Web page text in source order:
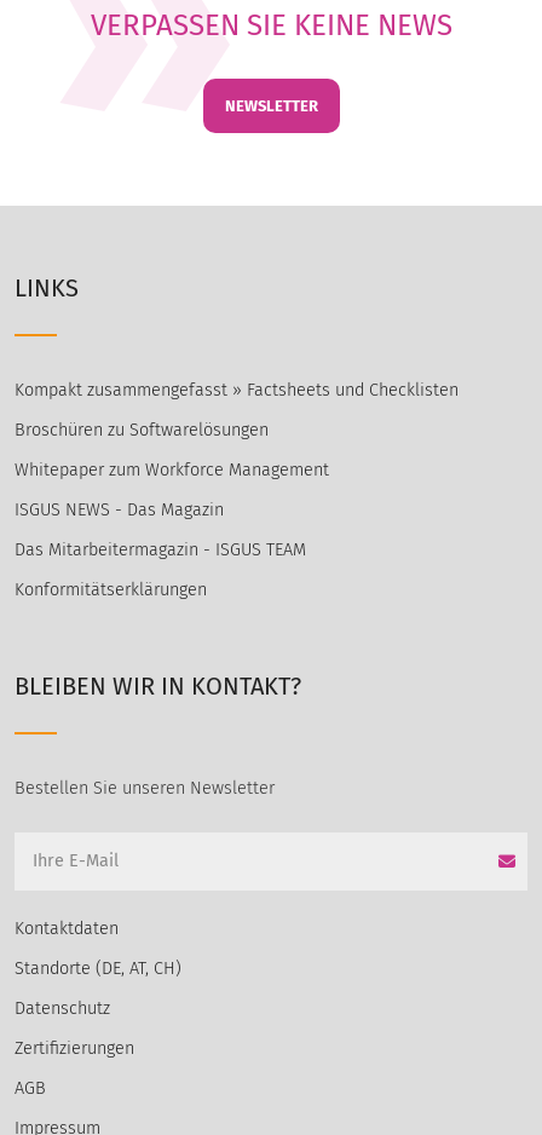
VERPASSEN SIE KEINE NEWS
NEWSLETTER
LINKS
Kompakt zusammengefasst » Factsheets und Checklisten
Broschüren zu Softwarelösungen
Whitepaper zum Workforce Management
ISGUS NEWS - Das Magazin
Das Mitarbeitermagazin - ISGUS TEAM
Konformitätserklärungen
BLEIBEN WIR IN KONTAKT?
Bestellen Sie unseren Newsletter
Kontaktdaten
Standorte (DE, AT, CH)
Datenschutz
Zertifizierungen
AGB
Impressum